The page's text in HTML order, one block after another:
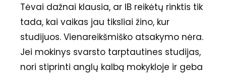
Tėvai dažnai klausia, ar IB reikėtų rinktis tik
tada, kai vaikas jau tiksliai žino, kur
studijuos. Vienareikšmiško atsakymo nėra.
Jei mokinys svarsto tarptautines studijas,
nori stiprinti anglų kalbą mokykloje ir geba